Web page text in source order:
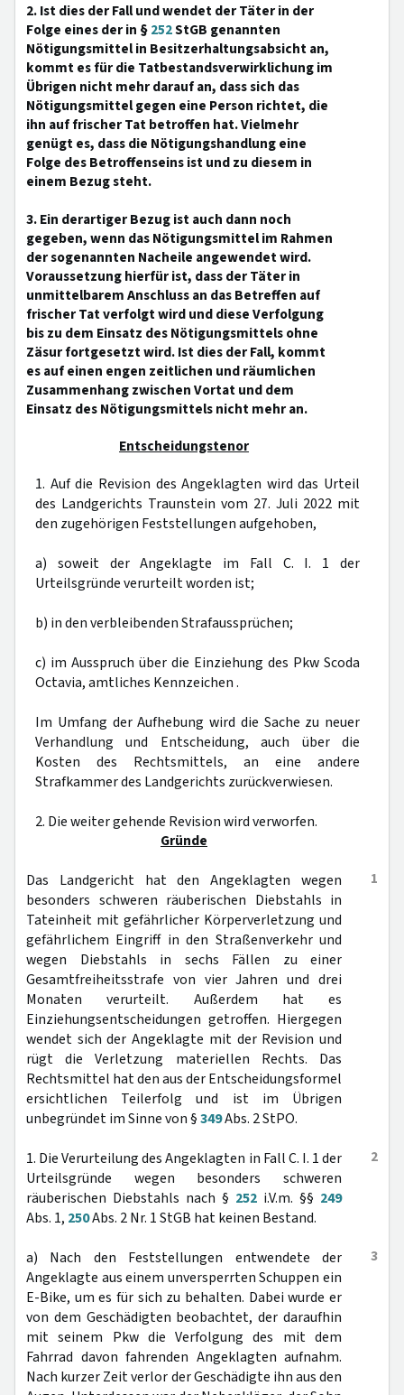
2. Ist dies der Fall und wendet der Täter in der
Folge eines der in §252StGB genannten
Nötigungsmittel in Besitzerhaltungsabsicht an,
kommt es für die Tatbestandsverwirklichung im
Übrigen nicht mehr darauf an, dass sich das
Nötigungsmittel gegen eine Person richtet, die
ihn auf frischer Tat betroffen hat. Vielmehr
genügt es, dass die Nötigungshandlung eine
Folge des Betroffenseins ist und zu diesem in
einem Bezug steht.
3. Ein derartiger Bezug ist auch dann noch
gegeben, wenn das Nötigungsmittel im Rahmen
der sogenannten Nacheile angewendet wird.
Voraussetzung hierfür ist, dass der Täter in
unmittelbarem Anschluss an das Betreffen auf
frischer Tat verfolgt wird und diese Verfolgung
bis zu dem Einsatz des Nötigungsmittels ohne
Zäsur fortgesetzt wird. Ist dies der Fall, kommt
es auf einen engen zeitlichen und räumlichen
Zusammenhang zwischen Vortat und dem
Einsatz des Nötigungsmittels nicht mehr an.
Entscheidungstenor
1. Auf die Revision des Angeklagten wird das Urteil
des Landgerichts Traunstein vom 27. Juli 2022 mit
den zugehörigen Feststellungen aufgehoben,
a) soweit der Angeklagte im Fall C. I. 1 der
Urteilsgründe verurteilt worden ist;
b) in den verbleibenden Strafaussprüchen;
c) im Ausspruch über die Einziehung des Pkw Scoda
Octavia, amtliches Kennzeichen .
Im Umfang der Aufhebung wird die Sache zu neuer
Verhandlung und Entscheidung, auch über die
Kosten des Rechtsmittels, an eine andere
Strafkammer des Landgerichts zurückverwiesen.
2. Die weiter gehende Revision wird verworfen.
Gründe
1
Das Landgericht hat den Angeklagten wegen
besonders schweren räuberischen Diebstahls in
Tateinheit mit gefährlicher Körperverletzung und
gefährlichem Eingriff in den Straßenverkehr und
wegen Diebstahls in sechs Fällen zu einer
Gesamtfreiheitsstrafe von vier Jahren und drei
Monaten verurteilt. Außerdem hat es
Einziehungsentscheidungen getroffen. Hiergegen
wendet sich der Angeklagte mit der Revision und
rügt die Verletzung materiellen Rechts. Das
Rechtsmittel hat den aus der Entscheidungsformel
ersichtlichen Teilerfolg und ist im Übrigen
unbegründet im Sinne von §349Abs. 2 StPO.
2
1. Die Verurteilung des Angeklagten in Fall C. I. 1 der
Urteilsgründe wegen besonders schweren
räuberischen Diebstahls nach § 252 i.V.m. §§ 249
Abs. 1, 250Abs. 2 Nr. 1 StGB hat keinen Bestand.
3
a) Nach den Feststellungen entwendete der
Angeklagte aus einem unversperrten Schuppen ein
E-Bike, um es für sich zu behalten. Dabei wurde er
von dem Geschädigten beobachtet, der daraufhin
mit seinem Pkw die Verfolgung des mit dem
Fahrrad davon fahrenden Angeklagten aufnahm.
Nach kurzer Zeit verlor der Geschädigte ihn aus den